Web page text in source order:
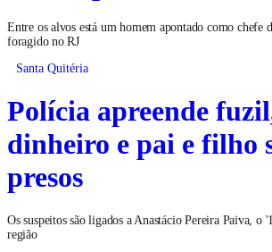
Entre os alvos está um homem apontado como chefe
foragido no RJ
Santa Quitéria
Polícia apreende
dinheiro e pai e filho
presos
Os suspeitos são ligados a Anastácio Pereira Paiva, o
região